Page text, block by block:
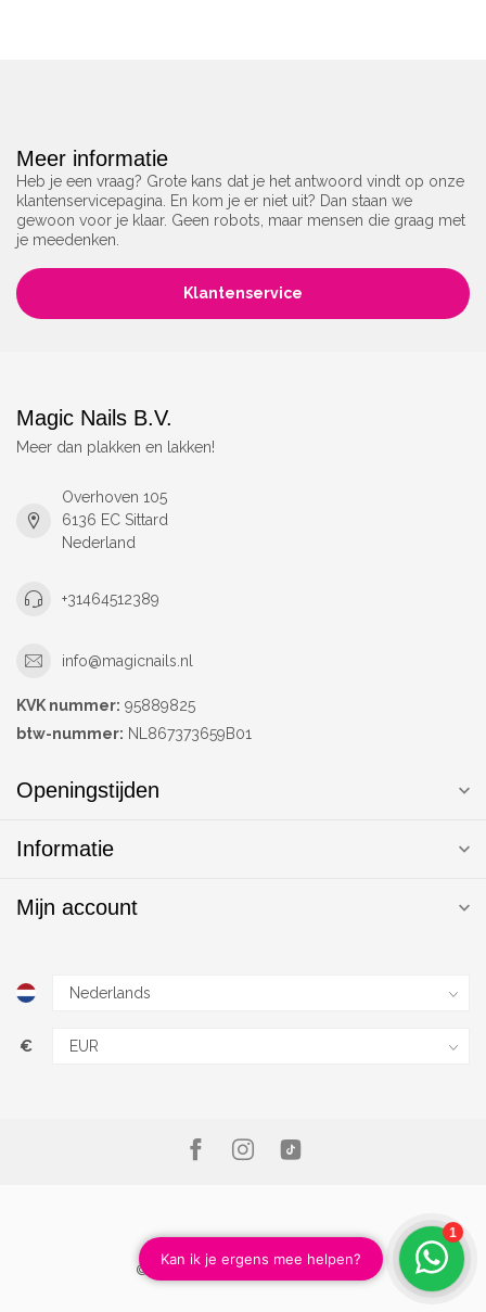
Meer informatie
Heb je een vraag? Grote kans dat je het antwoord vindt op onze
klantenservicepagina. En kom je er niet uit? Dan staan we
gewoon voor je klaar. Geen robots, maar mensen die graag met
je meedenken.
Klantenservice
Magic Nails B.V.
Meer dan plakken en lakken!
Overhoven 105
6136 EC Sittard
Nederland
+31464512389
info@magicnails.nl
KVK nummer: 95889825
btw-nummer: NL867373659B01
Openingstijden
Informatie
Mijn account
€
© Copyright 2026 Magic Nails B.V.